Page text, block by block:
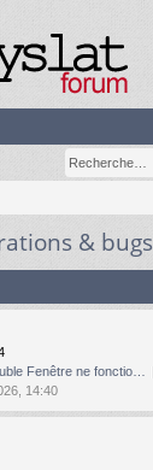
& bugs
Fenêtre ne fonctio…
14:40